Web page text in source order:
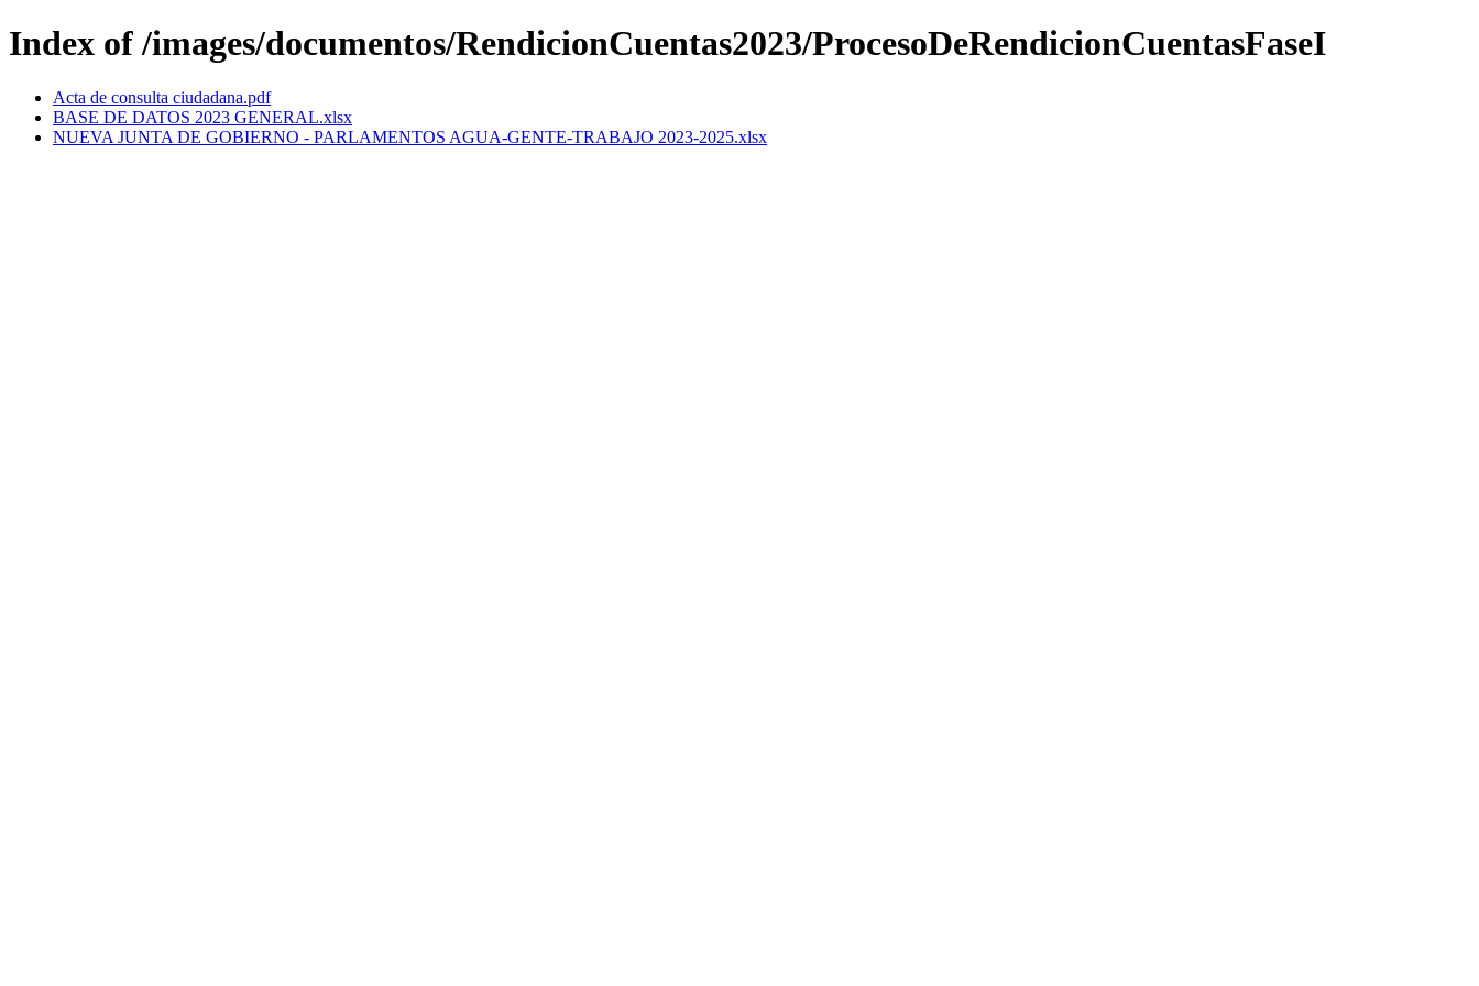
Index of /images/documentos/RendicionCuentas2023/ProcesoDeRendicionCuentasFaseI
Acta de consulta ciudadana.pdf
BASE DE DATOS 2023 GENERAL.xlsx
NUEVA JUNTA DE GOBIERNO - PARLAMENTOS AGUA-GENTE-TRABAJO 2023-2025.xlsx